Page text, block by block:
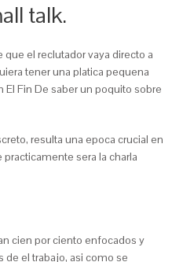
talk.
el reclutador vaya directo a
tener una platica pequena
Fin De saber un poquito sobre
resulta una epoca crucial en
sera la charla
cien por ciento enfocados y
el trabajo, asi­ como se